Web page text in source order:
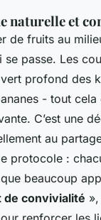
naturelle et
de fruits au
se passe. Les
profond des
- tout
C’est une
au
protocole :
beaucoup
convivialité